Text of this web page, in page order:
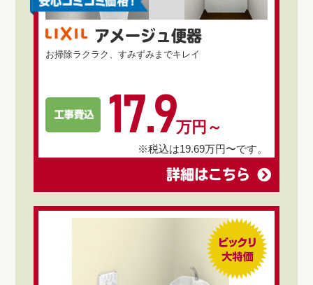
アメージュ便器
お掃除ラクラク、すみずみまでキレイ
17.9万円～
※税込は19.69万円〜です。
詳細はこちら